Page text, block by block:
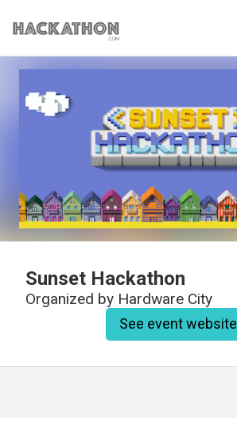
Sunset Hackathon
Organized by Hardware City
See event website